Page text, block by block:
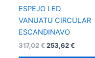
ESPEJO LED
VANUATU CIRCULAR
ESCANDINAVO
317,02€ 253,62€